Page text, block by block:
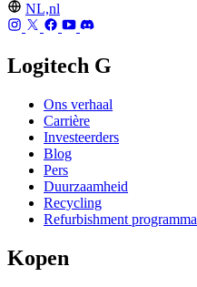
NL,nl
Logitech G
Ons verhaal
Carrière
Investeerders
Blog
Pers
Duurzaamheid
Recycling
Refurbishment programma
Kopen